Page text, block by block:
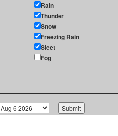
Rain
Thunder
Snow
Freezing Rain
Sleet
Fog